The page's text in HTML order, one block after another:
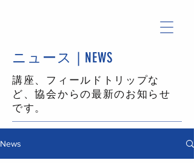
ニュース | NEWS
​講座、フィールドトリップな
ど、協会からの最新のお知らせ
です。
News